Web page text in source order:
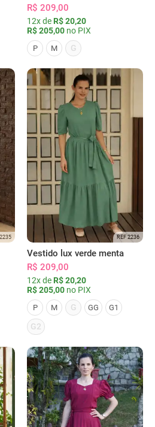
R$ 209,00
12x de R$ 20,20
R$ 205,00 no PIX
P M G
REF 2236
Vestido lux verde menta
R$ 209,00
12x de R$ 20,20
R$ 205,00 no PIX
P M G GG G1
G2